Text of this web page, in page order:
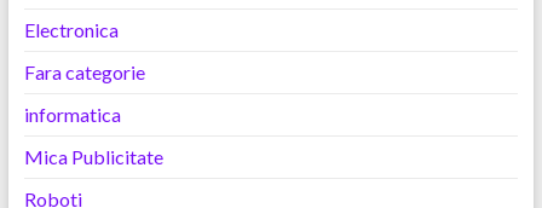
Electronica
Fara categorie
informatica
Mica Publicitate
Roboti